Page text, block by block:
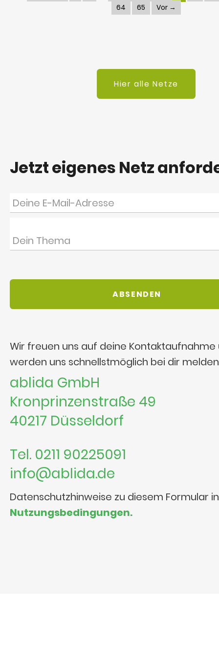
64
65 Vor →
Hier alle Netze
Jetzt eigenes Netz
Wir freuen uns auf deine Kontaktaufnahme
werden uns schnellstmöglich bei dir
ablida GmbH
Kronprinzenstraße 49
40217 Düsseldorf
Tel. 0211 90225091
info@ablida.de
Datenschutzhinweise zu diesem Formular
Nutzungsbedingungen.